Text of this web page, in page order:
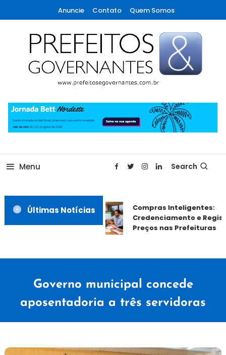
To
Content
Anuncie Contato Quem Somos
Prefeitos & Governantes
Menu Search
Últimas Notícias
Compras Inteligentes:
Credenciamento e
Preços nas Prefeituras
Governo municipal concede
aposentadoria a três servidoras